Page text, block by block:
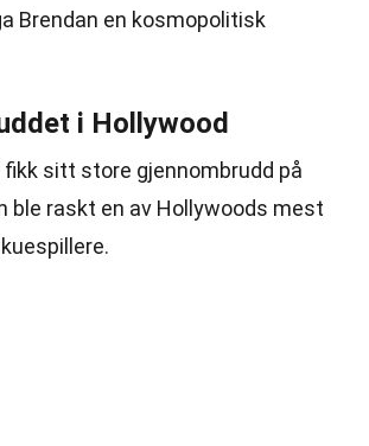
Brendan en kosmopolitisk
i Hollywood
fikk sitt store gjennombrudd på
ble raskt en av Hollywoods mest